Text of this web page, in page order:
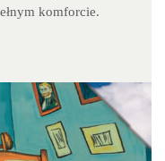
komforcie.